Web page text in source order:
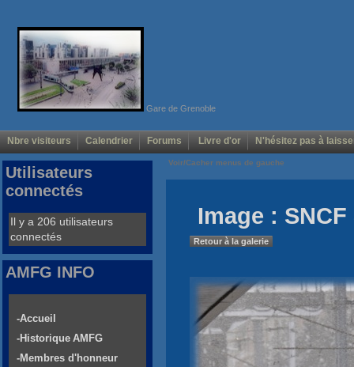
Gare de Grenoble
Nbre visiteurs Calendrier Forums Livre d'or N'hésitez pas à
Voir/Cacher menus de gauche
Image :
Retour à la galerie
Utilisateurs
connectés
Il y a 206 utilisateurs
connectés
AMFG INFO
-Accueil
-Historique AMFG
-Membres d'honneur